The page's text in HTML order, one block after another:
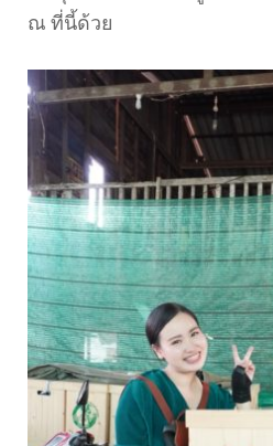
ณ ที่นี้ด้วย